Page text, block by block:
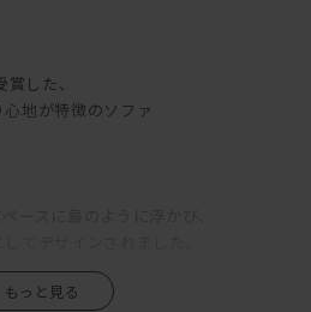
した、
地が特徴のソファ
ザー入りのクッション。